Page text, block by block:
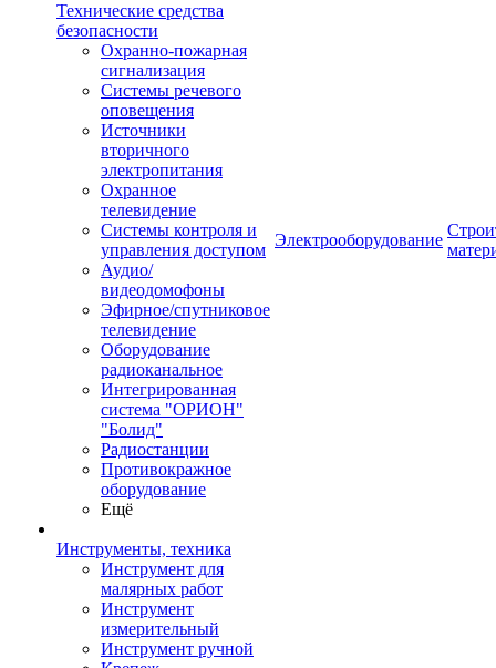
Технические средства
безопасности
Охранно-пожарная
сигнализация
Системы речевого
оповещения
Источники
вторичного
электропитания
Охранное
телевидение
Системы контроля и
управления доступом
Аудио/
видеодомофоны
Эфирное/спутниковое
телевидение
Оборудование
радиоканальное
Интегрированная
система "ОРИОН"
"Болид"
Радиостанции
Противокражное
оборудование
Ещё
Инструменты, техника
Инструмент для
малярных работ
Инструмент
измерительный
Инструмент ручной
Электрооборудование